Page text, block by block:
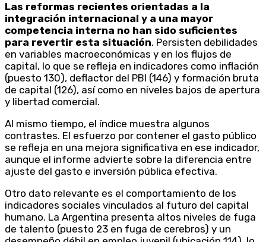
Las reformas recientes orientadas a la
integración internacional y a una mayor
competencia interna no han sido suficientes
para revertir esta situación. Persisten debilidades
en variables macroeconómicas y en los flujos de
capital, lo que se refleja en indicadores como inflación
(puesto 130), deflactor del PBI (146) y formación bruta
de capital (126), así como en niveles bajos de apertura
y libertad comercial.
Al mismo tiempo, el índice muestra algunos
contrastes. El esfuerzo por contener el gasto público
se refleja en una mejora significativa en ese indicador,
aunque el informe advierte sobre la diferencia entre
ajuste del gasto e inversión pública efectiva.
Otro dato relevante es el comportamiento de los
indicadores sociales vinculados al futuro del capital
humano. La Argentina presenta altos niveles de fuga
de talento (puesto 23 en fuga de cerebros) y un